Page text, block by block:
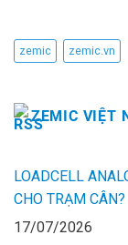
zemic zemic.vn
ZEMIC VIỆT
LOADCELL
CHO TRẠM CÂN?
17/07/2026